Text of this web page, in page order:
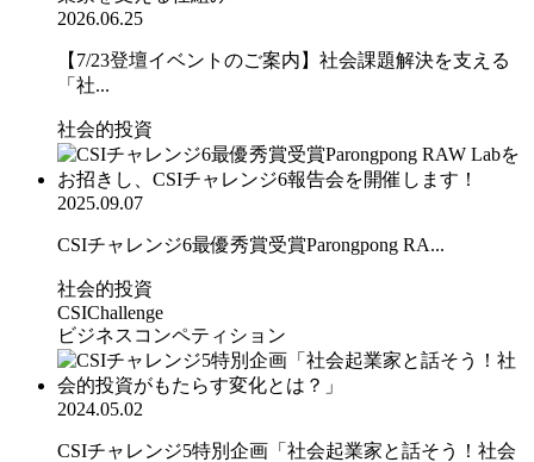
2026.06.25
【7/23登壇イベントのご案内】社会課題解決を支える
「社...
社会的投資
2025.09.07
CSIチャレンジ6最優秀賞受賞Parongpong RA...
社会的投資
CSIChallenge
ビジネスコンペティション
2024.05.02
CSIチャレンジ5特別企画「社会起業家と話そう！社会